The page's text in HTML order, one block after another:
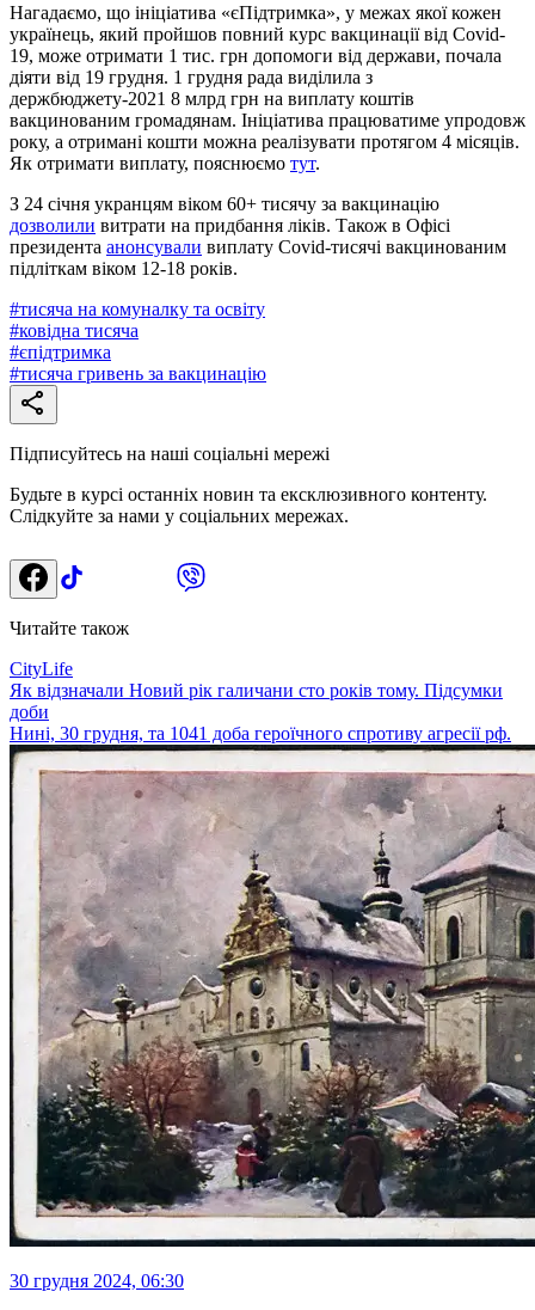
Нагадаємо, що ініціатива «єПідтримка», у межах якої кожен
українець, який пройшов повний курс вакцинації від Covid-
19, може отримати 1 тис. грн допомоги від держави, почала
діяти від 19 грудня. 1 грудня рада виділила з
держбюджету-2021 8 млрд грн на виплату коштів
вакцинованим громадянам. Ініціатива працюватиме упродовж
року, а отримані кошти можна реалізувати протягом 4 місяців.
Як отримати виплату, пояснюємо тут.
З 24 січня укранцям віком 60+ тисячу за вакцинацію
дозволили витрати на придбання ліків. Також в Офісі
президента анонсували виплату Covid-тисячі вакцинованим
підліткам віком 12-18 років.
#тисяча на комуналку та освіту
#ковідна тисяча
#єпідтримка
#тисяча гривень за вакцинацію
Підписуйтесь на наші соціальні мережі
Будьте в курсі останніх новин та ексклюзивного контенту.
Слідкуйте за нами у соціальних мережах.
Читайте також
CityLife
Як відзначали Новий рік галичани сто років тому. Підсумки
доби
Нині, 30 грудня, та 1041 доба героїчного спротиву агресії рф.
30 грудня 2024, 06:30